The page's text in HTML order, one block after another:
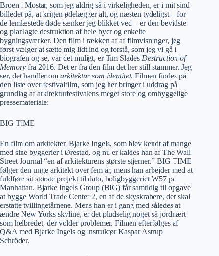
Broen i Mostar, som jeg aldrig så i virkeligheden, er i mit sind
billedet på, at krigen ødelægger alt, og næsten tydeligst – for
de lemlæstede døde sænker jeg blikket ved – er den bevidste
og planlagte destruktion af hele byer og enkelte
bygningsværker. Den film i rækken af af filmvisninger, jeg
først vælger at sætte mig lidt ind og forstå, som jeg vi gå i
biografen og se, var det muligt, er Tim Slades Destruction of
Memory fra 2016. Det er fra den film det her still stammer. Jeg
ser, det handler om arkitektur som identitet. Filmen findes på
den liste over festivalfilm, som jeg her bringer i uddrag på
grundlag af arkitekturfestivalens meget store og omhyggelige
pressemateriale:
BIG TIME
En film om arkitekten Bjarke Ingels, som blev kendt af mange
med sine byggerier i Ørestad, og nu er kaldes han af The Wall
Street Journal “en af arkitekturens største stjerner.” BIG TIME
følger den unge arkitekt over fem år, mens han arbejder med at
fuldføre sit største projekt til dato, boligbyggeriet W57 på
Manhattan. Bjarke Ingels Group (BIG) får samtidig til opgave
at bygge World Trade Center 2, en af de skyskrabere, der skal
erstatte tvillingetårnene. Mens han er i gang med således at
ændre New Yorks skyline, er det pludselig noget så jordnært
som helbredet, der volder problemer. Filmen efterfølges af
Q&A med Bjarke Ingels og instruktør Kaspar Astrup
Schröder.